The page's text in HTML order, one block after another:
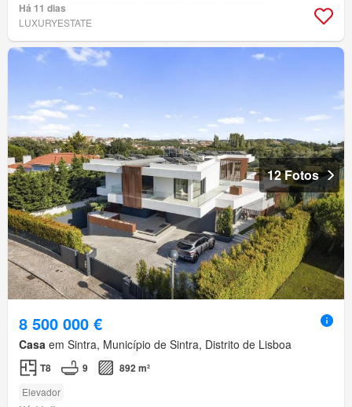
Há 11 dias
LUXURYESTATE
12 Fotos
8 500 000 €
Casa em Sintra, Município de Sintra, Distrito de Lisboa
T8 9 892 m²
Elevador